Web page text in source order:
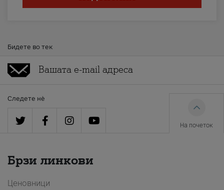
Бидете во тек
Следете нè
На почеток
Брзи линкови
Ценовници